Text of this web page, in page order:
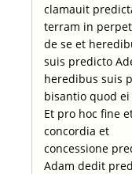
clamauit
terram in
de se et
suis predicto
heredibus suis
bisantio quod
Et pro hoc fine
concordia et
concessione
Adam dedit